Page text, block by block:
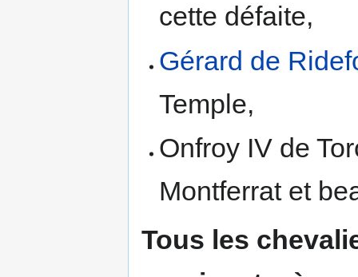
cette défaite,
Gérard de
Temple,
Onfroy IV de
Montferrat et
Tous les